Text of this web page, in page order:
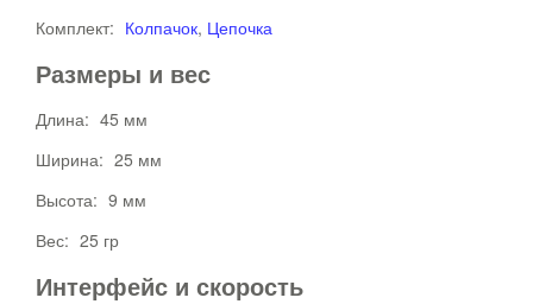
Комплект: Колпачок, Цепочка
Размеры и вес
Длина: 45 мм
Ширина: 25 мм
Высота: 9 мм
Вес: 25 гр
Интерфейс и скорость